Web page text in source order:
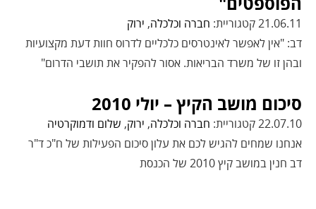
21.06.11 קטגוריית: חברה וכלכלה, ירוק
דב: "אין לאפשר לאינטרסים כלכליים לדרוס חוות דעת מקצועיות
ובהן זו של משרד הבריאות. אסור להפקיר את תושבי הדרום"
סיכום מושב הקיץ – יולי 2010
22.07.10 קטגוריית: חברה וכלכלה, ירוק, שלום ודמוקרטיה
אנחנו שמחים להגיש לכם את עלון סיכום הפעילות של ח"כ ד"ר
דב חנין במושב קיץ 2010 של הכנסת